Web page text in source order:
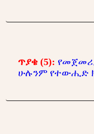
ጥያቄ (5):
ሁሉንም የተውሒድ